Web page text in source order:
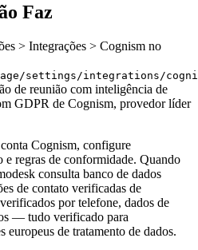
Faz
> Integrações > Cognism no
settings/integrations/
de reunião com inteligência de
GDPR de Cognism, provedor líder
Cognism, configure
e regras de conformidade. Quando
consulta banco de dados
de contato verificadas de
por telefone, dados de
— tudo verificado para
de tratamento de dados.